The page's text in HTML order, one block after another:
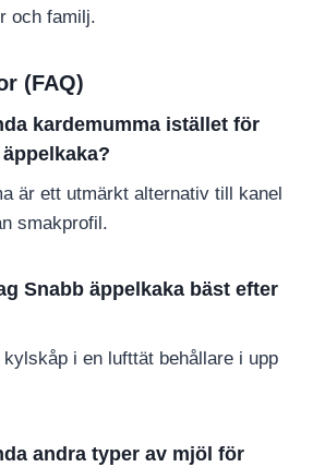
och familj.
(FAQ)
kardemumma istället för
är ett utmärkt alternativ till kanel
smakprofil.
Snabb äppelkaka bäst efter
i en lufttät behållare i upp
andra typer av mjöl för